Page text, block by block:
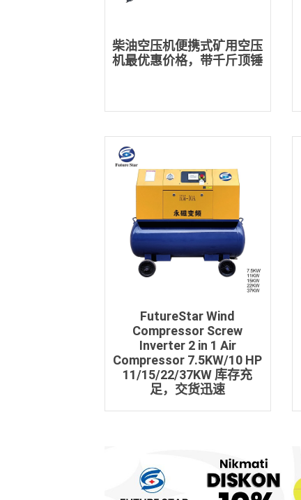
柴油空压机便携式矿用空压
机最优惠价格，带千斤顶锤
FutureStar Wind
Compressor Screw
Inverter 2 in 1 Air
Compressor 7.5KW/10 HP
11/15/22/37KW 库存充
足，交货迅速